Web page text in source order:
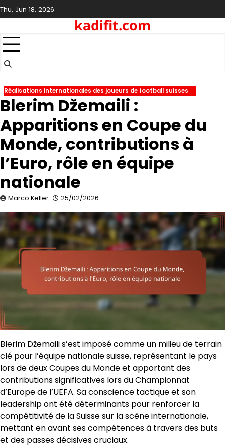
Skip
to
Thu, Jun 18, 2026
kadifit.com
Réalisations internationales des joueurs de football suisses
Blerim Džemaili :
Apparitions en Coupe du
Monde, contributions à
l’Euro, rôle en équipe
nationale
Marco Keller 25/02/2026
Blerim Džemaili s’est imposé comme un milieu de terrain
clé pour l’équipe nationale suisse, représentant le pays
lors de deux Coupes du Monde et apportant des
contributions significatives lors du Championnat
d’Europe de l’UEFA. Sa conscience tactique et son
leadership ont été déterminants pour renforcer la
compétitivité de la Suisse sur la scène internationale,
mettant en avant ses compétences à travers des buts
et des passes décisives cruciaux.